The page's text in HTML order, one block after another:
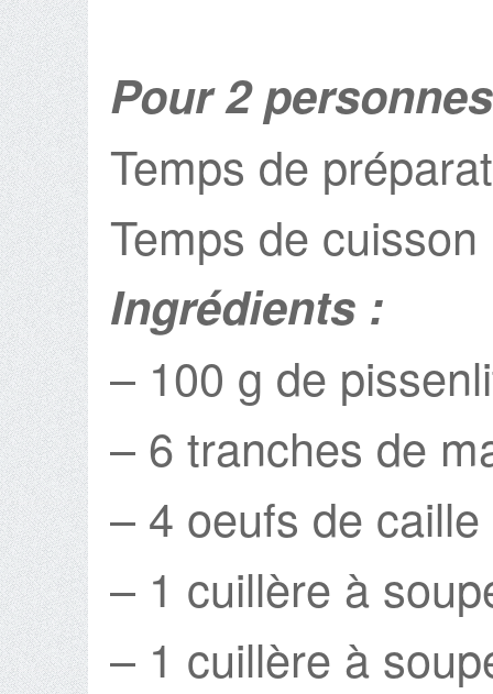
Pour 2 personnes
Temps de
Temps de
Ingrédients :
– 100 g de
– 6 tranches de
– 4 oeufs de caille
– 1 cuillère à
– 1 cuillère à